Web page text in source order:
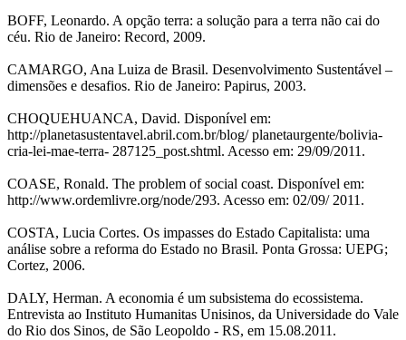
BOFF, Leonardo. A opção terra: a solução para a terra não cai do
céu. Rio de Janeiro: Record, 2009.
CAMARGO, Ana Luiza de Brasil. Desenvolvimento Sustentável –
dimensões e desafios. Rio de Janeiro: Papirus, 2003.
CHOQUEHUANCA, David. Disponível em:
http://planetasustentavel.abril.com.br/blog/ planetaurgente/bolivia-
cria-lei-mae-terra- 287125_post.shtml. Acesso em: 29/09/2011.
COASE, Ronald. The problem of social coast. Disponível em:
http://www.ordemlivre.org/node/293. Acesso em: 02/09/ 2011.
COSTA, Lucia Cortes. Os impasses do Estado Capitalista: uma
análise sobre a reforma do Estado no Brasil. Ponta Grossa: UEPG;
Cortez, 2006.
DALY, Herman. A economia é um subsistema do ecossistema.
Entrevista ao Instituto Humanitas Unisinos, da Universidade do Vale
do Rio dos Sinos, de São Leopoldo - RS, em 15.08.2011.